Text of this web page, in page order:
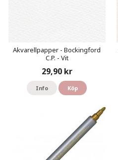
Akvarellpapper - Bockingford
C.P. - Vit
29,90 kr
Info Köp